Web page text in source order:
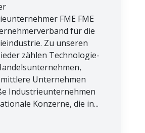
FME FME
für die
Zu unseren
zählen Technologie-
Unternehmen
Industrieunternehmen
Konzerne, die in...